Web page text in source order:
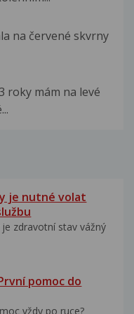
na červené skvrny
roky mám na levé
je nutné volat
zdravotní stav vážný
pomoc do
vždy po ruce?